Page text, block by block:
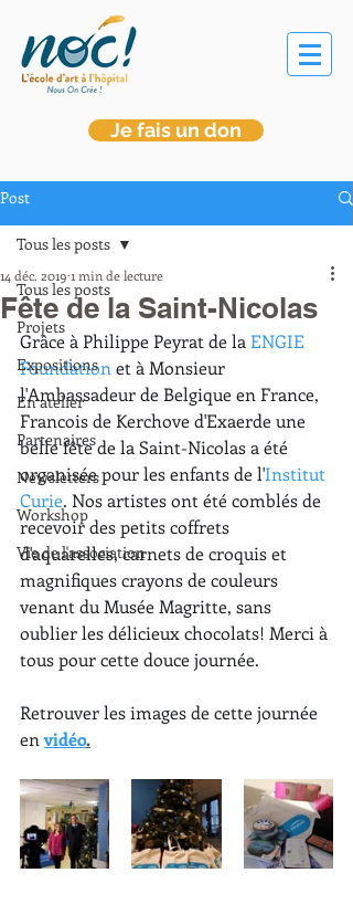
Je fais un don
Post
Tous les posts
Projets
Expositions
En atelier
Partenaires
Newsletters
Workshop
Vie de l'association
Tous les posts
Fête de la Saint-Nicolas
14 déc. 2019 1 min de lecture
Grâce à Philippe Peyrat de la ENGIE
Foundation et à Monsieur
l'Ambassadeur de Belgique en France,
Francois de Kerchove d'Exaerde une
belle fête de la Saint-Nicolas a été
organisée pour les enfants de l'Institut
Curie. Nos artistes ont été comblés de
recevoir des petits coffrets
d'aquarelles, carnets de croquis et
magnifiques crayons de couleurs
venant du Musée Magritte, sans
oublier les délicieux chocolats! Merci à
tous pour cette douce journée.
Retrouver les images de cette journée
en vidéo.